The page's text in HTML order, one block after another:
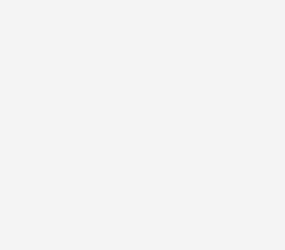
SOFTWARE, provided that
and obligations
sublicense, sell, rent,